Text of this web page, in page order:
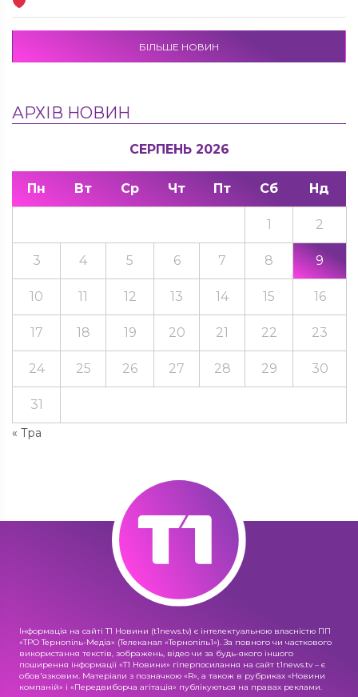
БІЛЬШЕ НОВИН
АРХІВ НОВИН
СЕРПЕНЬ 2026
Пн Вт Ср Чт Пт Сб Нд
« Тра
1 2
3 4 5 6 7 8 9
10 11 12 13 14 15 16
17 18 19 20 21 22 23
24 25 26 27 28 29 30
31
Інформація на сайті Т1 Новини (t1news.tv) є інтелектуальною власністю ПП
«ТРО Тернопіль-Медіа» (Телеканал «Тернопіль1»). За повного чи часткового
використання текстів, зображень, відео чи за будь-якого іншого
поширення інформації «Т1 Новини» гіперпосилання на сайт t1news.tv – є
обов'язковим. Матеріали з позначкою «R», а також в рубриках «Новини
компаній» і «Передвиборча агітація» публікуються на правах реклами.